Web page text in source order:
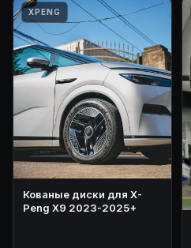
XPENG
Кованые диски для X-
Peng X9 2023-2025+